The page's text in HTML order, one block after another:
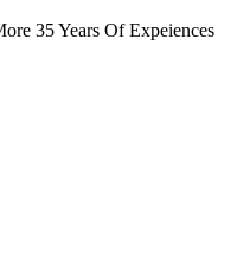
35 Years Of Expeiences